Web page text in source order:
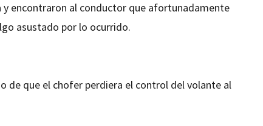
encontraron al conductor que afortunadamente
asustado por lo ocurrido.
de que el chofer perdiera el control del volante al